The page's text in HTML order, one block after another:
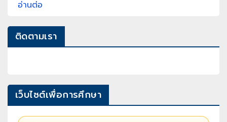
อ่านต่อ
ติดตามเรา
เว็บไซต์เพื่อการศึกษา